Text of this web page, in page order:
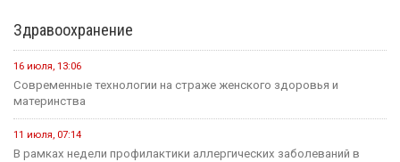
Здравоохранение
16 июля, 13:06
Современные технологии на страже женского здоровья и
материнства
11 июля, 07:14
В рамках недели профилактики аллергических заболеваний в